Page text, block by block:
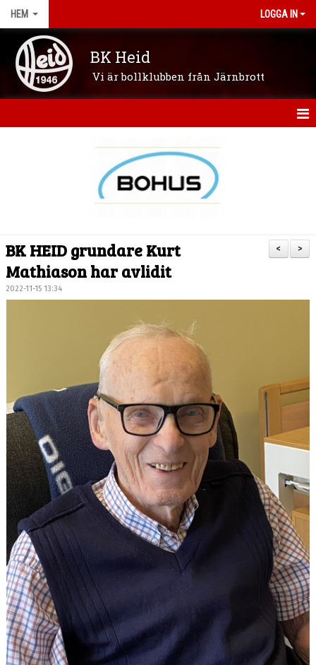
HEM LOGGA IN
BK Heid
Vi är bollklubben från Järnbrott
KONTAKT
NYFIKEN PÅ HANDBOLL
HEID CUPEN
STÖTTA BK HEID - BLI MEDLEM!
HANDBOLLSGYMNASIUM
DIGITALT MATCHPROGRAM
>
<
BK HEID grundare Kurt
Mathiason har avlidit
2022-11-15 13:34